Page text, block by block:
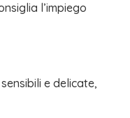
l’impiego
e delicate,